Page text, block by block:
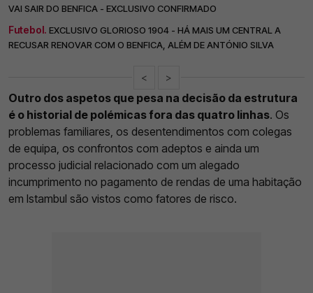
VAI SAIR DO BENFICA - EXCLUSIVO CONFIRMADO
Futebol. EXCLUSIVO GLORIOSO 1904 - HÁ MAIS UM CENTRAL A
RECUSAR RENOVAR COM O BENFICA, ALÉM DE ANTÓNIO SILVA
< >
Outro dos aspetos que pesa na decisão da estrutura
é o historial de polémicas fora das quatro linhas. Os
problemas familiares, os desentendimentos com colegas
de equipa, os confrontos com adeptos e ainda um
processo judicial relacionado com um alegado
incumprimento no pagamento de rendas de uma habitação
em Istambul são vistos como fatores de risco.